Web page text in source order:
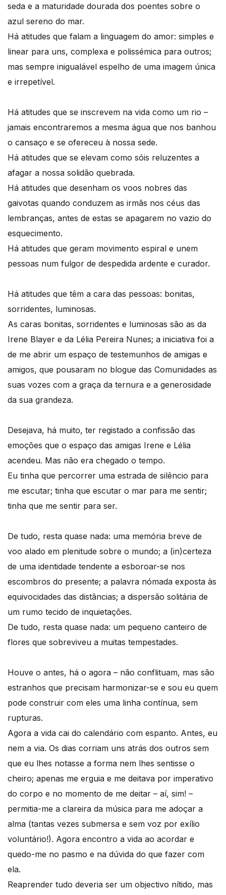
seda e a maturidade dourada dos poentes sobre o
azul sereno do mar.
Há atitudes que falam a linguagem do amor: simples e
linear para uns, complexa e polissémica para outros;
mas sempre inigualável espelho de uma imagem única
e irrepetível.
Há atitudes que se inscrevem na vida como um rio –
jamais encontraremos a mesma água que nos banhou
o cansaço e se ofereceu à nossa sede.
Há atitudes que se elevam como sóis reluzentes a
afagar a nossa solidão quebrada.
Há atitudes que desenham os voos nobres das
gaivotas quando conduzem as irmãs nos céus das
lembranças, antes de estas se apagarem no vazio do
esquecimento.
Há atitudes que geram movimento espiral e unem
pessoas num fulgor de despedida ardente e curador.
Há atitudes que têm a cara das pessoas: bonitas,
sorridentes, luminosas.
As caras bonitas, sorridentes e luminosas são as da
Irene Blayer e da Lélia Pereira Nunes; a iniciativa foi a
de me abrir um espaço de testemunhos de amigas e
amigos, que pousaram no blogue das Comunidades as
suas vozes com a graça da ternura e a generosidade
da sua grandeza.
Desejava, há muito, ter registado a confissão das
emoções que o espaço das amigas Irene e Lélia
acendeu. Mas não era chegado o tempo.
Eu tinha que percorrer uma estrada de silêncio para
me escutar; tinha que escutar o mar para me sentir;
tinha que me sentir para ser.
De tudo, resta quase nada: uma memória breve de
voo alado em plenitude sobre o mundo; a (in)certeza
de uma identidade tendente a esboroar-se nos
escombros do presente; a palavra nómada exposta às
equivocidades das distâncias; a dispersão solitária de
um rumo tecido de inquietações.
De tudo, resta quase nada: um pequeno canteiro de
flores que sobreviveu a muitas tempestades.
Houve o antes, há o agora – não conflituam, mas são
estranhos que precisam harmonizar-se e sou eu quem
pode construir com eles uma linha contínua, sem
rupturas.
Agora a vida cai do calendário com espanto. Antes, eu
nem a via. Os dias corriam uns atrás dos outros sem
que eu lhes notasse a forma nem lhes sentisse o
cheiro; apenas me erguia e me deitava por imperativo
do corpo e no momento de me deitar – aí, sim! –
permitia-me a clareira da música para me adoçar a
alma (tantas vezes submersa e sem voz por exílio
voluntário!). Agora encontro a vida ao acordar e
quedo-me no pasmo e na dúvida do que fazer com
ela.
Reaprender tudo deveria ser um objectivo nítido, mas